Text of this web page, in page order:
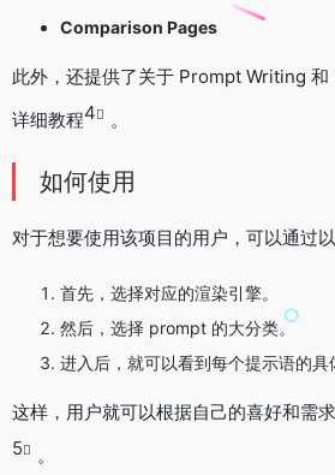
Comparison Pages
此外，还提供了关于 Prompt Writing
详细教程4 。
如何使用
对于想要使用该项目的用户，可以通过
首先，选择对应的渲染引擎。
然后，选择 prompt 的大分类。
进入后，就可以看到每个提示语的具
这样，用户就可以根据自己的喜好和需
5
。